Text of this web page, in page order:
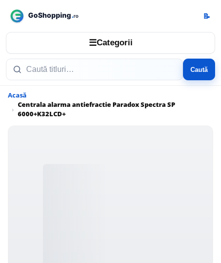
☰Categorii
Caută
📝
Acasă
Centrala alarma antiefractie Paradox Spectra SP
6000+K32LCD+